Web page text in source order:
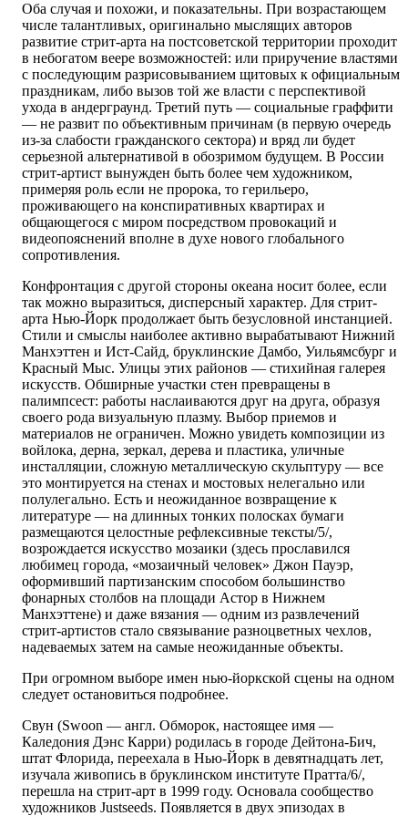
Оба случая и похожи, и показательны. При возрастающем
числе талантливых, оригинально мыслящих авторов
развитие стрит-арта на постсоветской территории проходит
в небогатом веере возможностей: или приручение властями
с последующим разрисовыванием щитовых к официальным
праздникам, либо вызов той же власти с перспективой
ухода в андерграунд. Третий путь — социальные граффити
— не развит по объективным причинам (в первую очередь
из-за слабости гражданского сектора) и вряд ли будет
серьезной альтернативой в обозримом будущем. В России
стрит-артист вынужден быть более чем художником,
примеряя роль если не пророка, то герильеро,
проживающего на конспиративных квартирах и
общающегося с миром посредством провокаций и
видеопояснений вполне в духе нового глобального
сопротивления.
Конфронтация с другой стороны океана носит более, если
так можно выразиться, дисперсный характер. Для стрит-
арта Нью-Йорк продолжает быть безусловной инстанцией.
Стили и смыслы наиболее активно вырабатывают Нижний
Манхэттен и Ист-Сайд, бруклинские Дамбо, Уильямсбург и
Красный Мыс. Улицы этих районов — стихийная галерея
искусств. Обширные участки стен превращены в
палимпсест: работы наслаиваются друг на друга, образуя
своего рода визуальную плазму. Выбор приемов и
материалов не ограничен. Можно увидеть композиции из
войлока, дерна, зеркал, дерева и пластика, уличные
инсталляции, сложную металлическую скульптуру — все
это монтируется на стенах и мостовых нелегально или
полулегально. Есть и неожиданное возвращение к
литературе — на длинных тонких полосках бумаги
размещаются целостные рефлексивные тексты/5/,
возрождается искусство мозаики (здесь прославился
любимец города, «мозаичный человек» Джон Пауэр,
оформивший партизанским способом большинство
фонарных столбов на площади Астор в Нижнем
Манхэттене) и даже вязания — одним из развлечений
стрит-артистов стало связывание разноцветных чехлов,
надеваемых затем на самые неожиданные объекты.
При огромном выборе имен нью-йоркской сцены на одном
следует остановиться подробнее.
Свун (Swoon — англ. Обморок, настоящее имя —
Каледония Дэнс Карри) родилась в городе Дейтона-Бич,
штат Флорида, переехала в Нью-Йорк в девятнадцать лет,
изучала живопись в бруклинском институте Пратта/6/,
перешла на стрит-арт в 1999 году. Основала сообщество
художников Justseeds. Появляется в двух эпизодах в